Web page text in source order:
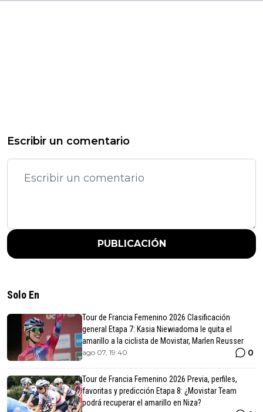
Escribir un comentario
PUBLICACIÓN
Solo En
Tour de Francia Femenino 2026 Clasificación
general Etapa 7: Kasia Niewiadoma le quita el
amarillo a la ciclista de Movistar, Marlen Reusser
ago 07, 19:40 0
Tour de Francia Femenino 2026 Previa, perfiles,
favoritas y predicción Etapa 8: ¿Movistar Team
podrá recuperar el amarillo en Niza?